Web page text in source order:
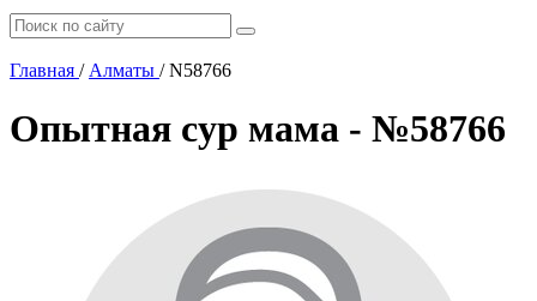
Главная / Алматы /N58766
Опытная сур мама - №58766